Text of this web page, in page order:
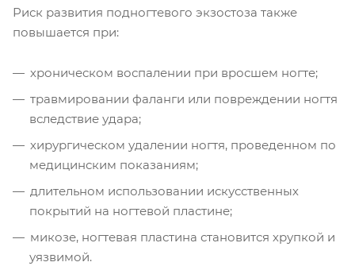
Риск развития подногтевого экзостоза также
повышается при:
хроническом воспалении при вросшем ногте;
травмировании фаланги или повреждении ногтя
вследствие удара;
хирургическом удалении ногтя, проведенном по
медицинским показаниям;
длительном использовании искусственных
покрытий на ногтевой пластине;
микозе, ногтевая пластина становится хрупкой и
уязвимой.